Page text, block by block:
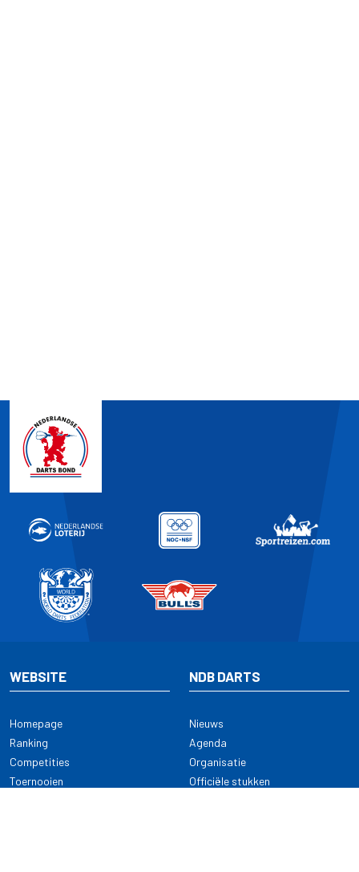
WEBSITE
Homepage
Ranking
Competities
Toernooien
NDB DARTS
Nieuws
Agenda
Organisatie
Officiële stukken